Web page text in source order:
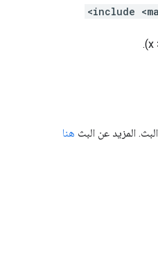
البث. المزيد عن البث هنا